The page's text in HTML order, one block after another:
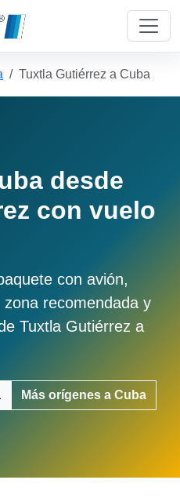
Tuxtla Gutiérrez a Cuba
desde
con vuelo
con avión,
recomendada y
Tuxtla Gutiérrez a
Más orígenes a Cuba